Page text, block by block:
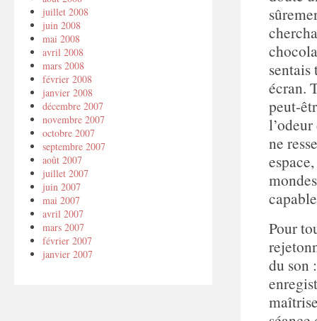
juillet 2008
juin 2008
mai 2008
avril 2008
mars 2008
février 2008
janvier 2008
décembre 2007
novembre 2007
octobre 2007
septembre 2007
août 2007
juillet 2007
juin 2007
mai 2007
avril 2007
mars 2007
février 2007
janvier 2007
sentais
écran.
peut-
ne
Pour
du son